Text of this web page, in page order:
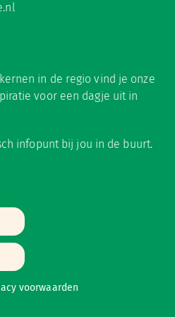
in de regio vind je onze
voor een dagje uit in
infopunt bij jou in de buurt.
voorwaarden